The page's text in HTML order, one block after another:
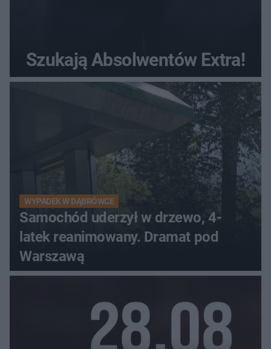
Szukają Absolwentów Extra!
WYPADEK W DĄBRÓWCE
Samochód uderzył w drzewo, 4-
latek reanimowany. Dramat pod
Warszawą